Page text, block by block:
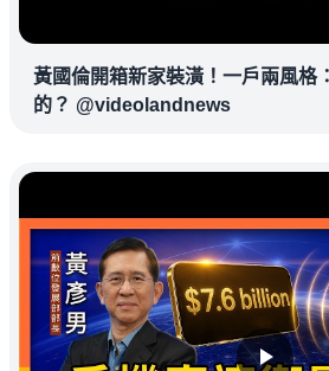
黃國倫開箱新家裝潢！一戶兩風格
的？ @videolandnews